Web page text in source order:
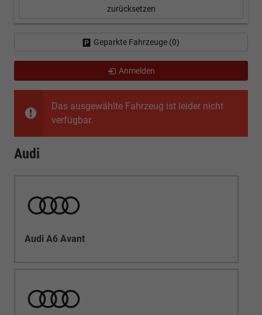
Das ausgewählte Fahrzeug ist leider nicht
verfügbar.
Audi
Audi A6 Avant
zurücksetzen
Geparkte Fahrzeuge (0)
Anmelden